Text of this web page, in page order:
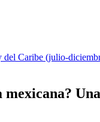
del Caribe (julio-